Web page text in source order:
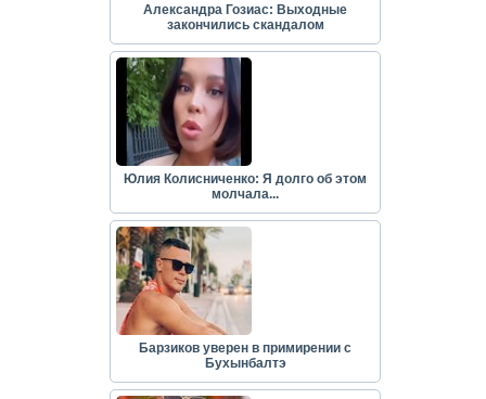
Александра Гозиас: Выходные
закончились скандалом
Юлия Колисниченко: Я долго об этом
молчала...
Барзиков уверен в примирении с
Бухынбалтэ